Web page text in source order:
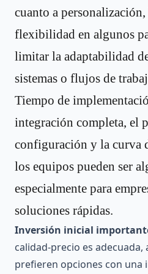
cuanto a
flexibilidad en algunos
limitar la adaptabilidad
sistemas o flujos de
Tiempo de
integración completa, el
configuración y la curva
los equipos pueden ser
especialmente para
soluciones rápidas.
Inversión inicial
calidad-precio es adecuada,
prefieren opciones con una